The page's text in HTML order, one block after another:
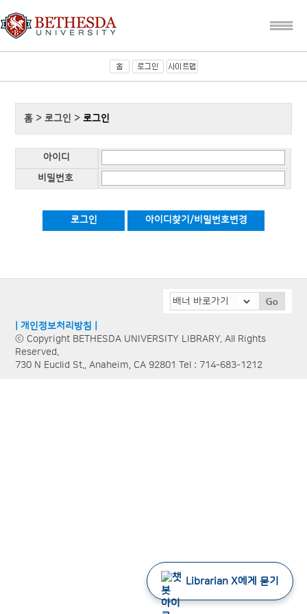
홈 > 로그인 >로그인
아이디
비밀번호
| 개인정보처리방침 |
ⓒ Copyright BETHESDA UNIVERSITY LIBRARY. All Rights
Reserved.
730 N Euclid St., Anaheim, CA 92801 Tel : 714-683-1212
Librarian X에게 묻기